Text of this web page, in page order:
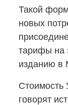
Такой
новых
тарифы на
изданию в
Стоимость
говорят